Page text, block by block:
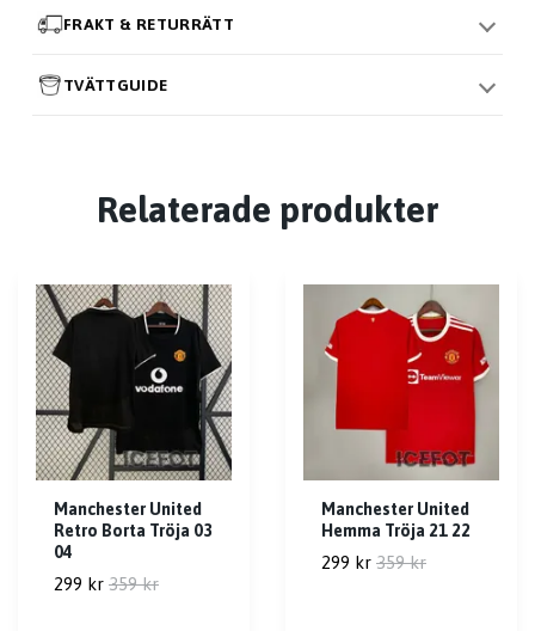
FRAKT & RETURRÄTT
TVÄTTGUIDE
Relaterade produkter
Manchester United
Retro Borta Tröja 03
04
299 kr 359 kr
Manchester United
Hemma Tröja 21 22
299 kr 359 kr